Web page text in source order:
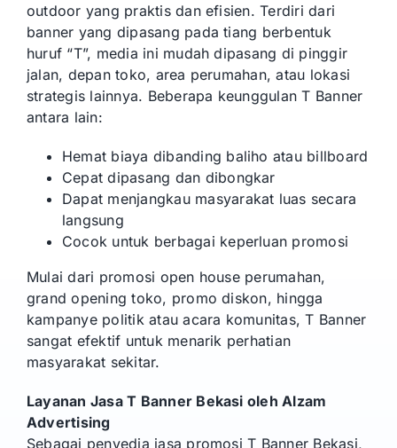
outdoor yang praktis dan efisien. Terdiri dari
banner yang dipasang pada tiang berbentuk
huruf “T”, media ini mudah dipasang di pinggir
jalan, depan toko, area perumahan, atau lokasi
strategis lainnya. Beberapa keunggulan T Banner
antara lain:
Hemat biaya dibanding baliho atau billboard
Cepat dipasang dan dibongkar
Dapat menjangkau masyarakat luas secara
langsung
Cocok untuk berbagai keperluan promosi
Mulai dari promosi open house perumahan,
grand opening toko, promo diskon, hingga
kampanye politik atau acara komunitas, T Banner
sangat efektif untuk menarik perhatian
masyarakat sekitar.
Layanan Jasa T Banner Bekasi oleh Alzam
Advertising
Sebagai penyedia jasa promosi T Banner Bekasi,